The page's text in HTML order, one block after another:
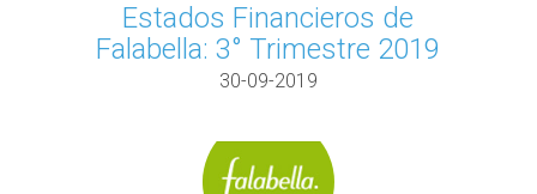
Estados Financieros de
Falabella: 3° Trimestre 2019
30-09-2019